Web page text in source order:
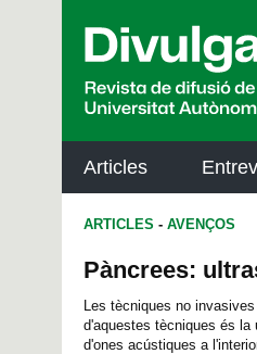
Articles
ARTICLES - AVENÇOS
Pàncrees:
Les tècniques no
d'aquestes tècniques és la
d'ones acústiques a